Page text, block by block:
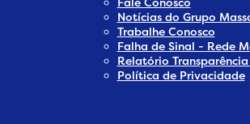
Notícias do Grupo
Trabalhe Conosco
Falha de Sinal - Rede
Relatório
Política de Privacidade